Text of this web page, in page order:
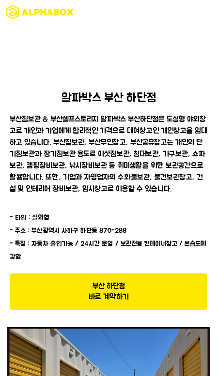
알파박스 부산 하단점
부산짐보관 & 부산셀프스토리지 알파박스 부산하단점은 도심형 야외창
고로 개인과 기업에게 합리적인 가격으로 대여창고인 개인창고을 임대
하고 있습니다. 부산짐보관, 부산무인창고, 부산공유창고는 개인의 단
기짐보관과 장기짐보관 용도로 이삿짐보관, 침대보관, 가구보관, 쇼파
보관, 캠핑장비보관, 낚시장비보관 등 취미생활을 위한 보관공간으로
활용합니다. 또한, 기업과 자영업자의 수화물보관, 물건보관창고, 건
설 및 인테리어 장비보관, 임시창고로 이용할 수 있습니다.
- 타입 : 실외형
- 주소 : 부산광역시 사하구 하단동 870-288
- 특징 : 자동차 출입가능 / 24시간 운영 / 보관전용 컨테이너창고 / 온습도에
강함
부산 하단점
바로 계약하기